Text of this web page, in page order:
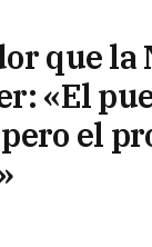
que la
«El
el